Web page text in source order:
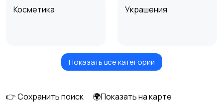
Косметика Украшения
Куклы и игрушки
Оформление
Показать все категории
👉 Сохранить поиск
🌍Показать на карте